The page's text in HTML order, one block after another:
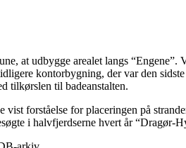
at udbygge arealet langs
kontorbygning, der var den
tilkørslen til badeanstalten.
forståelse for placeringen på
i halvfjerdserne hvert år “Dragør-